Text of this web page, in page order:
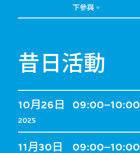
下參與。
昔日活動
10月26日
2025
09:00–10:00
11月30日 09:00–10:00